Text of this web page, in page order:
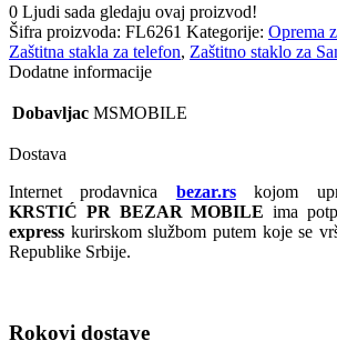
0 Ljudi sada gledaju ovaj proizvod!
Šifra proizvoda: FL6261 Kategorije: Oprema
Zaštitna stakla za telefon, Zaštitno staklo za
Dodatne informacije
Dobavljac MSMOBILE
Dostava
Internet prodavnica bezar.rskojom
KRSTIĆ PR BEZAR MOBILE ima
express kurirskom službom putem koje se
Republike Srbije.
Rokovi dostave